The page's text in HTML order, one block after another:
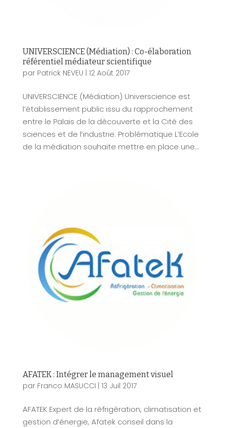
UNIVERSCIENCE (Médiation) : Co-élaboration
référentiel médiateur scientifique
par Patrick NEVEU 12 Août 2017
UNIVERSCIENCE (Médiation) Universcience est
l’établissement public issu du rapprochement
entre le Palais de la découverte et la Cité des
sciences et de l’industrie. Problématique L’Ecole
de la médiation souhaite mettre en place une...
AFATEK : Intégrer le management visuel
par Franco MASUCCI | 13 Juil 2017
AFATEK Expert de la réfrigération, climatisation et
gestion d’énergie, Afatek conseil dans la